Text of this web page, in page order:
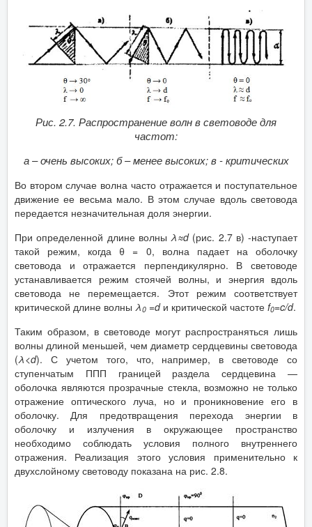
Рис. 2.7. Распространение волн в световоде для
частот:
а – очень высоких; б – менее высоких; в - критических
Во втором случае волна часто отражается и поступательное
движение ее весьма мало. В этом случае вдоль световода
передается незначительная доля энергии.
При определенной длине волны λ≈d(рис. 2.7 в) -наступает
такой режим, когда θ = 0, волна падает на оболочку
световода и отражается перпендикулярно. В световоде
устанавливается режим стоячей волны, и энергия вдоль
световода не перемещается. Этот режим соответствует
критической длине волны λ0 =dи критической частоте f0=c/d.
Таким образом, в световоде могут распространяться лишь
волны длиной меньшей, чем диаметр сердцевины световода
(λ<d). С учетом того, что, например, в световоде со
ступенчатым ППП границей раздела сердцевина —
оболочка являются прозрачные стекла, возможно не только
отражение оптического луча, но и проникновение его в
оболочку. Для предотвращения перехода энергии в
оболочку и излучения в окружающее пространство
необходимо соблюдать условия полного внутреннего
отражения. Реализация этого условия применительно к
двухслойному световоду показана на рис. 2.8.